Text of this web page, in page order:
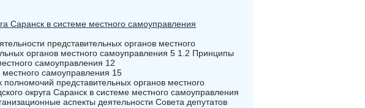
Саранск в системе местного самоуправления
представительных органов местного
органов местного самоуправления 5 1.2 Принципы
самоуправления 12
самоуправления 15
представительных органов местного
округа Саранск в системе местного самоуправления
аспекты деятельности Совета депутатов